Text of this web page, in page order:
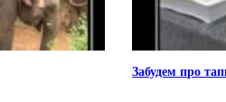
Забудем про